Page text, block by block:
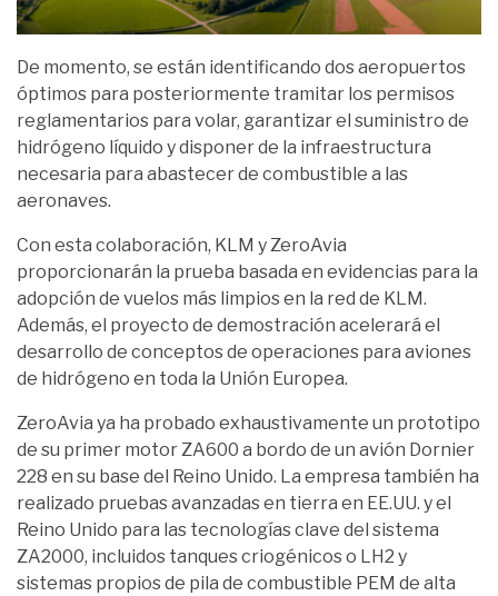
De momento, se están identificando dos aeropuertos
óptimos para posteriormente tramitar los permisos
reglamentarios para volar, garantizar el suministro de
hidrógeno líquido y disponer de la infraestructura
necesaria para abastecer de combustible a las
aeronaves.
Con esta colaboración, KLM y ZeroAvia
proporcionarán la prueba basada en evidencias para la
adopción de vuelos más limpios en la red de KLM.
Además, el proyecto de demostración acelerará el
desarrollo de conceptos de operaciones para aviones
de hidrógeno en toda la Unión Europea.
ZeroAvia ya ha probado exhaustivamente un prototipo
de su primer motor ZA600 a bordo de un avión Dornier
228 en su base del Reino Unido. La empresa también ha
realizado pruebas avanzadas en tierra en EE.UU. y el
Reino Unido para las tecnologías clave del sistema
ZA2000, incluidos tanques criogénicos o LH2 y
sistemas propios de pila de combustible PEM de alta